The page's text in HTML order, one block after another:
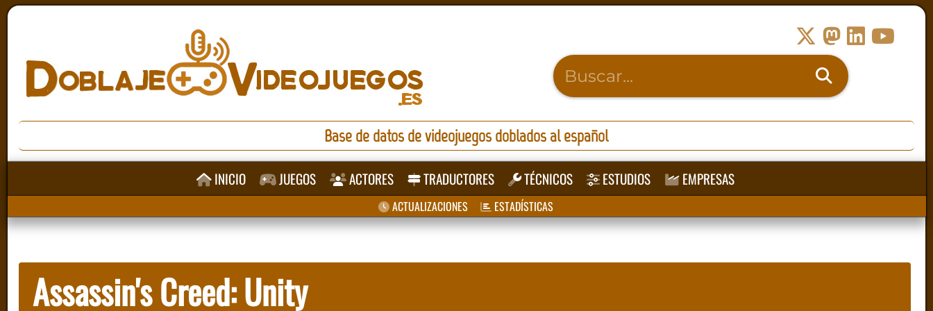
Base de datos de videojuegos doblados al español
INICIO JUEGOS ACTORES TRADUCTORES TÉCNICOS ESTUDIOS EMPRESAS
ACTUALIZACIONES ESTADÍSTICAS
Assassin's Creed: Unity